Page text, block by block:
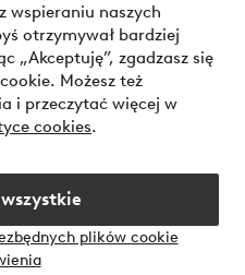
wspieraniu naszych
otrzymywał bardziej
„Akceptuję”, zgadzasz się
Możesz też
i przeczytać więcej w
cookies.
plików cookie
o naszych opcjach płatności